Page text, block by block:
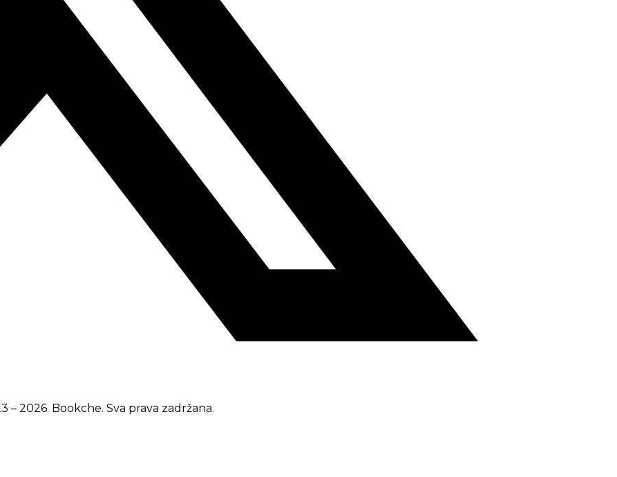
– 2026. Bookche. Sva prava zadržana.